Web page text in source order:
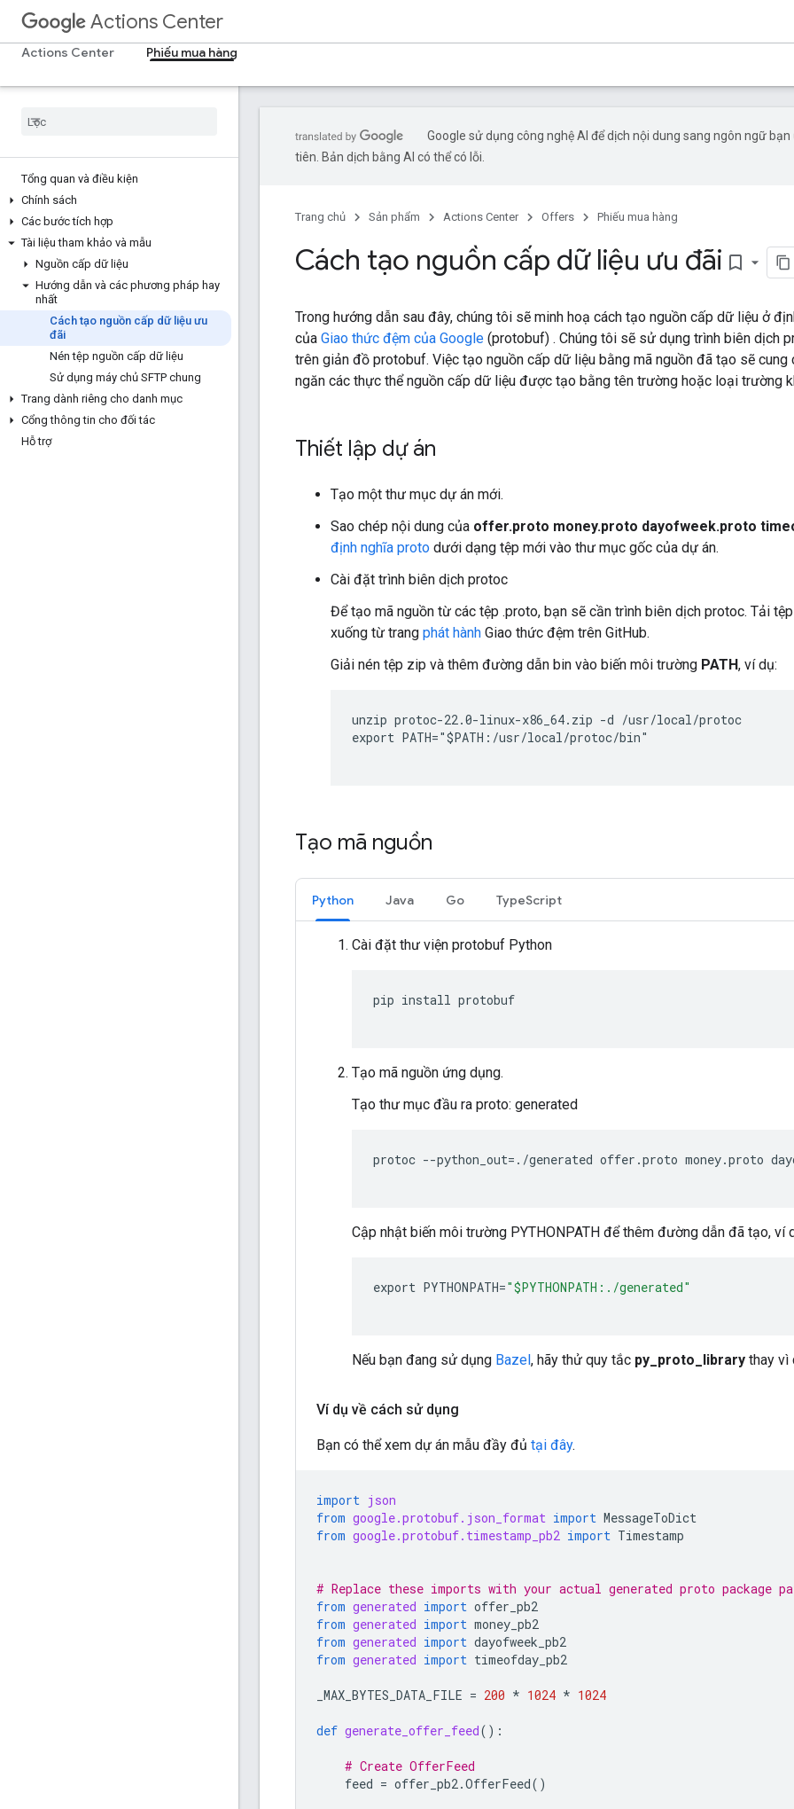
Actions Center
Actions Center
Phiếu mua hàng
Tổng quan và điều kiện
Chính sách
Các bước tích hợp
Tài liệu tham khảo và mẫu
Nguồn cấp dữ liệu
Hướng dẫn và các phương pháp hay
nhất
Cách tạo nguồn cấp dữ liệu ưu
đãi
Nén tệp nguồn cấp dữ liệu
Sử dụng máy chủ SFTP chung
Trang dành riêng cho danh mục
Cổng thông tin cho đối tác
Hỗ trợ
Google sử dụng công nghệ AI để dịch nội dung sang ngôn ngữ bạn
tiên. Bản dịch bằng AI có thể có lỗi.
Trang chủ Sản phẩm Actions Center Offers Phiếu mua hàng
Cách tạo nguồn cấp dữ liệu ưu đãi bookmark_border
Trong hướng dẫn sau đây, chúng tôi sẽ minh hoạ cách tạo nguồn cấp dữ liệu ở
của Giao thức đệm của Google (protobuf) . Chúng tôi sẽ sử dụng trình biên dịch
trên giản đồ protobuf. Việc tạo nguồn cấp dữ liệu bằng mã nguồn đã tạo sẽ
ngăn các thực thể nguồn cấp dữ liệu được tạo bằng tên trường hoặc loại trường
Thiết lập dự án
Tạo một thư mục dự án mới.
Sao chép nội dung của offer.proto money.proto dayofweek.proto
định nghĩa proto dưới dạng tệp mới vào thư mục gốc của dự án.
Cài đặt trình biên dịch protoc
Để tạo mã nguồn từ các tệp .proto, bạn sẽ cần trình biên dịch protoc. Tải
xuống từ trang phát hành Giao thức đệm trên GitHub.
Giải nén tệp zip và thêm đường dẫn bin vào biến môi trường PATH, ví dụ:
unzip protoc-22.0-linux-x86_64.zip -d /usr/local/protoc
export PATH="$PATH:/usr/local/protoc/bin"
Tạo mã nguồn
Python Java Go TypeScript
Cài đặt thư viện protobuf Python
pip install protobuf
Tạo mã nguồn ứng dụng.
Tạo thư mục đầu ra proto: generated
protoc --python_out=./generated offer .proto money.proto
Cập nhật biến môi trường PYTHONPATH để thêm đường dẫn đã tạo, ví
export PYTHONPATH="$PYTHONPATH:./generated"
Nếu bạn đang sử dụng Bazel, hãy thử quy tắc py_proto_library thay vì
Ví dụ về cách sử dụng
Bạn có thể xem dự án mẫu đầy đủ tại đây.
import json
from google.protobuf.json_format import MessageToDict
from google.protobuf.timestamp_pb2 import Timestamp
# Replace these imports with your actual generated proto package
from generated import offer_pb2
from generated import money_pb2
from generated import dayofweek_pb2
from generated import timeofday_pb2
_MAX_BYTES_DATA_FILE = 200 * 1024 * 1024
def generate_offer_feed():
# Create OfferFeed
feed = offer_pb2.OfferFeed()